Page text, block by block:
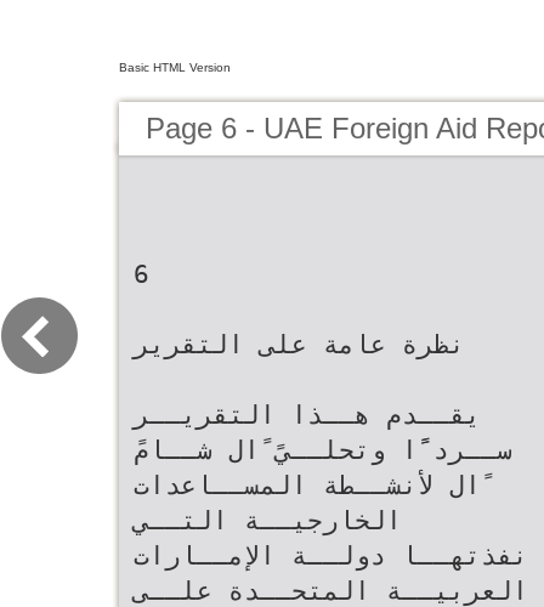
Basic HTML Version
Page 6 - UAE Foreign Aid
‫‪6‬‬
‫نظرة عامة على التقرير‬
‫يقــدم هــذا التقريــر
ســرد ًًا وتحلــيً ًال شــامً
ًال لأنشــطة المســاعدات
الخارجيــة التــي
نفذتهــا دولــة الإمــارات
العربيــة المتحــدة علــى